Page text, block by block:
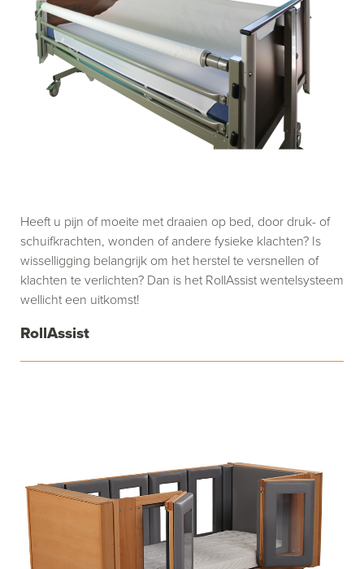
RollAssist
Heeft u pijn of moeite met draaien op bed, door druk- of
schuifkrachten, wonden of andere fysieke klachten? Is
wisselligging belangrijk om het herstel te versnellen of
klachten te verlichten? Dan is het RollAssist wentelsysteem
wellicht een uitkomst!